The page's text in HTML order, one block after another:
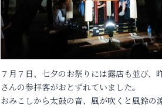
７月７日、七夕のお祭りには露店も並び
さんの参拝客がおとずれていました。
おみこしから太鼓の音、風が吹くと風鈴の